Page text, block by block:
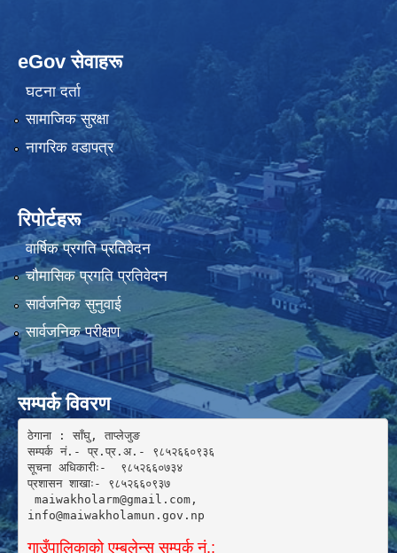
eGov सेवाहरू
घटना दर्ता
सामाजिक सुरक्षा
नागरिक वडापत्र
रिपोर्टहरू
वार्षिक प्रगति प्रतिवेदन
चौमासिक प्रगति प्रतिवेदन
सार्वजनिक सुनुवाई
सार्वजनिक परीक्षण
सम्पर्क विवरण
ठेगाना : साँघु, ताप्लेजुङ
सम्पर्क नं.- प्र.प्र.अ.- ९८५२६६०९३६
सूचना अधिकारीः-  ९८५२६६०७३४
प्रशासन शाखाः- ९८५२६६०९३७
maiwakholarm@gmail.com,
info@maiwakholamun.gov.np
गाउँपालिकाको एम्बुलेन्स सम्पर्क नं.: